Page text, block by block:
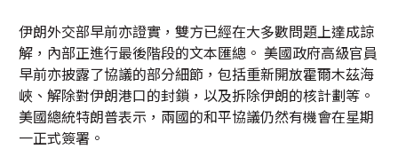
伊朗外交部早前亦證實，雙方已經在大多數問題上達成諒
解，內部正進行最後階段的文本匯總。 美國政府高級官員
早前亦披露了協議的部分細節，包括重新開放霍爾木茲海
峽、解除對伊朗港口的封鎖，以及拆除伊朗的核計劃等。
美國總統特朗普表示，兩國的和平協議仍然有機會在星期
一正式簽署。